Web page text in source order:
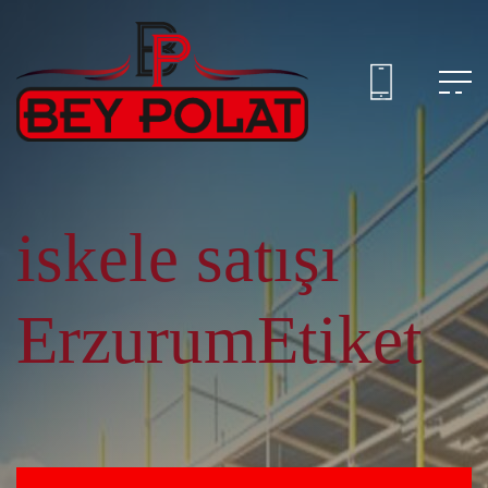
iskele satışı
ErzurumEtiket